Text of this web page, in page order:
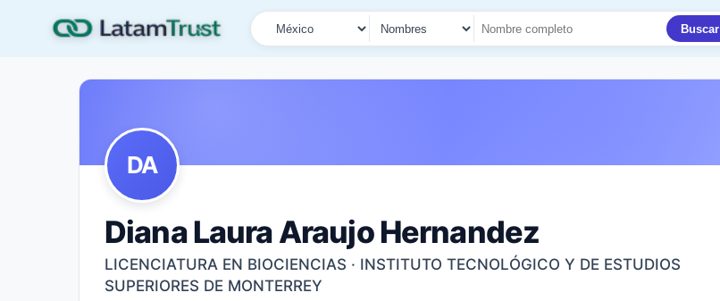
País
Tipo de búsqueda
Nombre o documento
Buscar
DA
Diana Laura Araujo Hernandez
LICENCIATURA EN BIOCIENCIAS · INSTITUTO TECNOLÓGICO Y DE ESTUDIOS
SUPERIORES DE MONTERREY